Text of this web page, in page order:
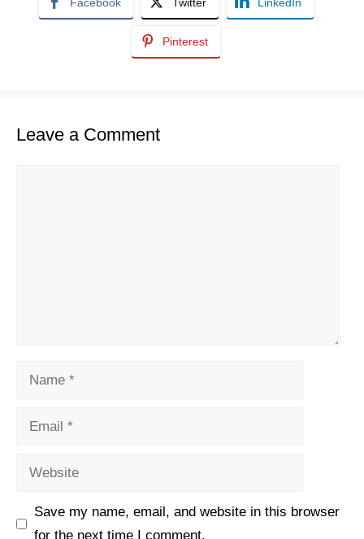
Pinterest
Leave a Comment
Name
Email
Website
Save my name, email, and website in this browser
for the next time I comment.